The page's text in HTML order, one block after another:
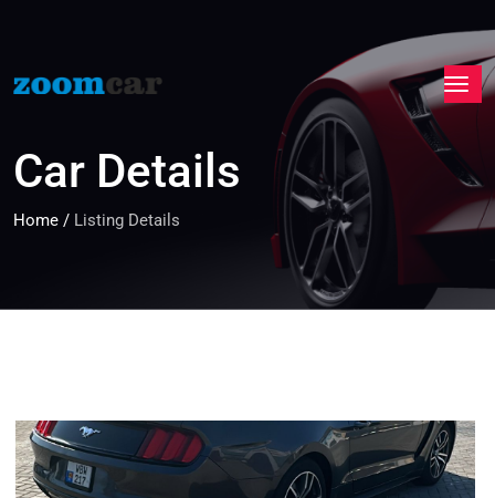
Car Details
Home / Listing Details